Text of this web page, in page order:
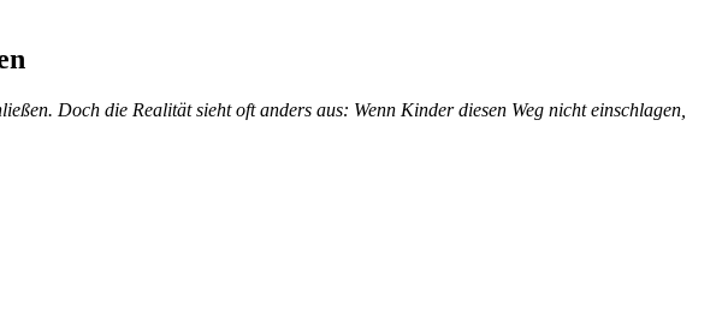
Doch die Realität sieht oft anders aus: Wenn Kinder diesen Weg nicht einschlagen,